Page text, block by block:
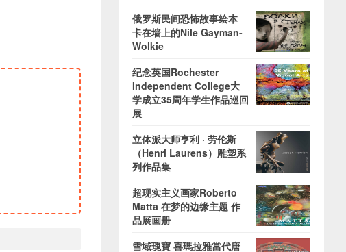
俄罗斯民间恐怖故事绘本
卡在墙上的Nile Gayman-
Wolkie
纪念英国Rochester
Independent College大
学成立35周年学生作品巡回
展
立体派大师亨利 · 劳伦斯
（Henri Laurens）雕塑系
列作品集
超现实主义画家Roberto
Matta 在梦的边缘主题 作
品展画册
雪域瑰寶 喜瑪拉雅當代唐